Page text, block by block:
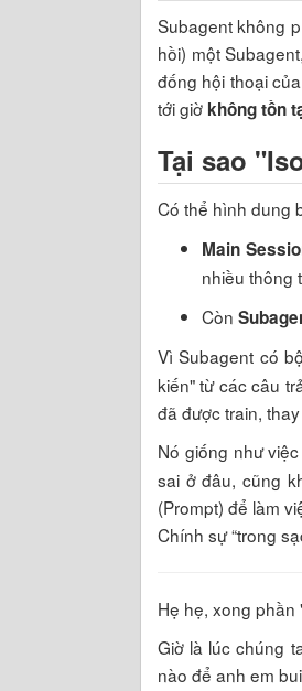
Subagent không
hồi) một
đống hội thoại
tới giờ không tồn
Tại sao
Có thể hình dung
Main
nhiều thông
Còn
Vì Subagent có
kiến" từ các câu
đã được train,
Nó giống như
sai ở đâu, cũng
(Prompt) để làm
Chính sự “trong
Hẹ hẹ, xong phần
Giờ là lúc chúng
nào để anh em